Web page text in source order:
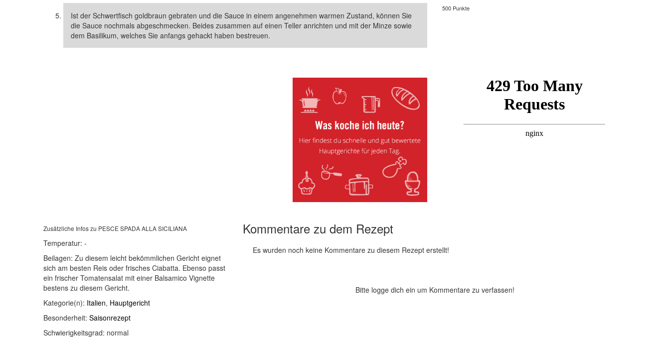
Ist der Schwertfisch goldbraun gebraten und die Sauce in einem angenehmen warmen Zustand, können Sie
die Sauce nochmals abgeschmecken. Beides zusammen auf einen Teller anrichten und mit der Minze sowie
dem Basilikum, welches Sie anfangs gehackt haben bestreuen.
500 Punkte
Zusätzliche Infos zu PESCE SPADA ALLA SICILIANA
Temperatur: -
Beilagen: Zu diesem leicht bekömmlichen Gericht eignet
sich am besten Reis oder frisches Ciabatta. Ebenso passt
ein frischer Tomatensalat mit einer Balsamico Vignette
bestens zu diesem Gericht.
Kategorie(n): Italien, Hauptgericht
Besonderheit: Saisonrezept
Schwierigkeitsgrad: normal
Kommentare zu dem Rezept
Es wurden noch keine Kommentare zu diesem Rezept erstellt!
Bitte logge dich ein um Kommentare zu verfassen!